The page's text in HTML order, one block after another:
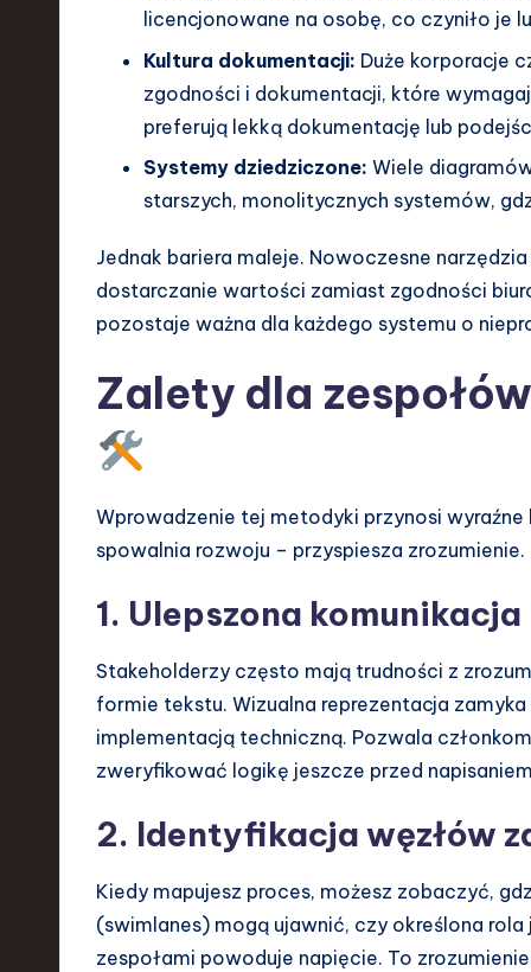
licencjonowane na osobę, co czyniło je
Kultura dokumentacji: Duże korporacje
zgodności i dokumentacji, które
preferują lekką dokumentację lub
Systemy dziedziczone: Wiele
starszych, monolitycznych systemów,
Jednak bariera maleje. Nowoczesne
dostarczanie wartości zamiast zgodności
pozostaje ważna dla każdego systemu o
Zalety dla
Wprowadzenie tej metodyki przynosi
spowalnia rozwoju – przyspiesza zrozumienie.
1. Ulepszona komunikacja
Stakeholderzy często mają trudności z
formie tekstu. Wizualna reprezentacja
implementacją techniczną. Pozwala
zweryfikować logikę jeszcze przed
2. Identyfikacja węzłów
Kiedy mapujesz proces, możesz zobaczyć,
(swimlanes) mogą ujawnić, czy określona
zespołami powoduje napięcie. To